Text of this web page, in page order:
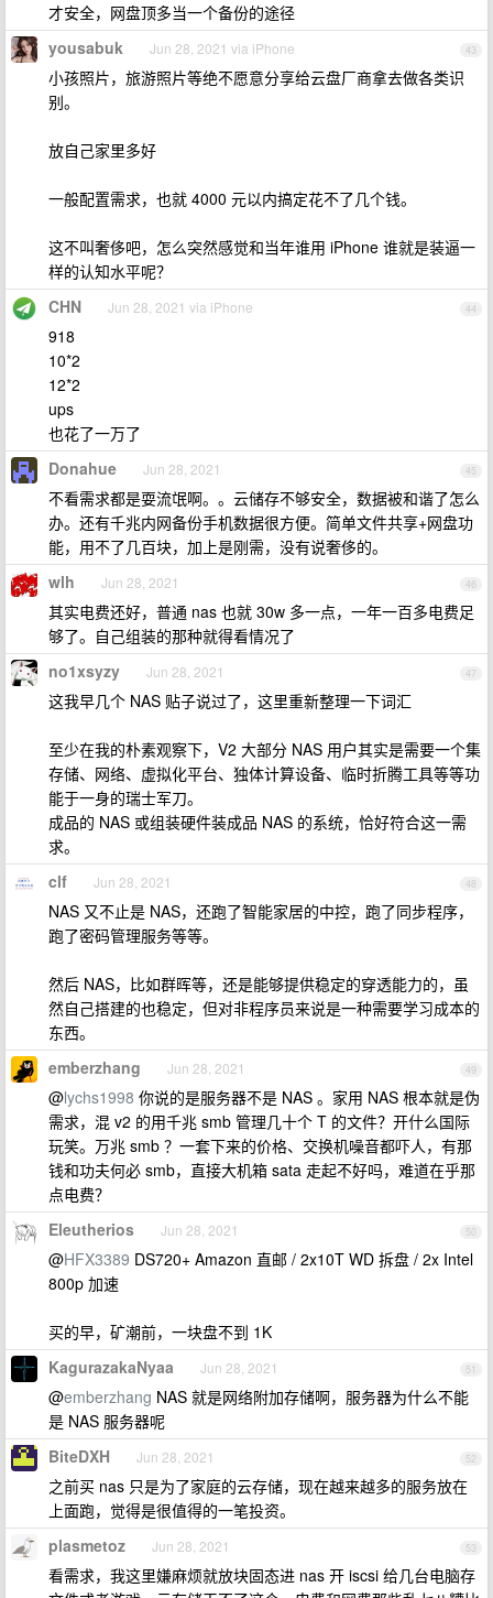
才安全，网盘顶多当一个备份的途径
43
yousabuk Jun 28, 2021 via iPhone
小孩照片，旅游照片等绝不愿意分享给云盘厂商拿去做各类识
别。
放自己家里多好
一般配置需求，也就 4000 元以内搞定花不了几个钱。
这不叫奢侈吧，怎么突然感觉和当年谁用 iPhone 谁就是装逼一
样的认知水平呢？
44
CHN Jun 28, 2021 via iPhone
918
10*2
12*2
ups
也花了一万了
45
Donahue Jun 28, 2021
不看需求都是耍流氓啊。。云储存不够安全，数据被和谐了怎么
办。还有千兆内网备份手机数据很方便。简单文件共享+网盘功
能，用不了几百块，加上是刚需，没有说奢侈的。
46
wlh Jun 28, 2021
其实电费还好，普通 nas 也就 30w 多一点，一年一百多电费足
够了。自己组装的那种就得看情况了
47
no1xsyzy Jun 28, 2021
这我早几个 NAS 贴子说过了，这里重新整理一下词汇
至少在我的朴素观察下，V2 大部分 NAS 用户其实是需要一个集
存储、网络、虚拟化平台、独体计算设备、临时折腾工具等等功
能于一身的瑞士军刀。
成品的 NAS 或组装硬件装成品 NAS 的系统，恰好符合这一需
求。
48
clf Jun 28, 2021
NAS 又不止是 NAS，还跑了智能家居的中控，跑了同步程序，
跑了密码管理服务等等。
然后 NAS，比如群晖等，还是能够提供稳定的穿透能力的，虽
然自己搭建的也稳定，但对非程序员来说是一种需要学习成本的
东西。
49
emberzhang Jun 28, 2021
@lychs1998 你说的是服务器不是 NAS 。家用 NAS 根本就是伪
需求，混 v2 的用千兆 smb 管理几十个 T 的文件？开什么国际
玩笑。万兆 smb ？一套下来的价格、交换机噪音都吓人，有那
钱和功夫何必 smb，直接大机箱 sata 走起不好吗，难道在乎那
点电费？
50
Eleutherios Jun 28, 2021
@HFX3389 DS720+ Amazon 直邮 / 2x10T WD 拆盘 / 2x Intel
800p 加速
买的早，矿潮前，一块盘不到 1K
51
KagurazakaNyaa Jun 28, 2021
@emberzhang NAS 就是网络附加存储啊，服务器为什么不能
是 NAS 服务器呢
52
BiteDXH Jun 28, 2021
之前买 nas 只是为了家庭的云存储，现在越来越多的服务放在
上面跑，觉得是很值得的一笔投资。
53
plasmetoz Jun 28, 2021
看需求，我这里嫌麻烦就放块固态进 nas 开 iscsi 给几台电脑存